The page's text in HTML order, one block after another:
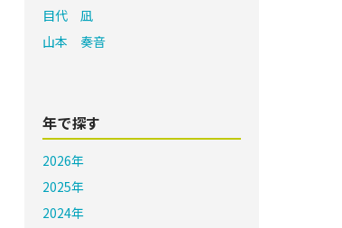
目代 凪
山本 奏音
年で探す
2026年
2025年
2024年